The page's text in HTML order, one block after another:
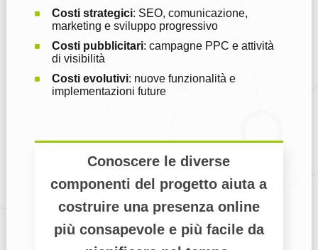
Costi strategici: SEO, comunicazione,
marketing e sviluppo progressivo
Costi pubblicitari: campagne PPC e attività
di visibilità
Costi evolutivi: nuove funzionalità e
implementazioni future
Conoscere le diverse
componenti del progetto aiuta a
costruire una presenza online
più consapevole e più facile da